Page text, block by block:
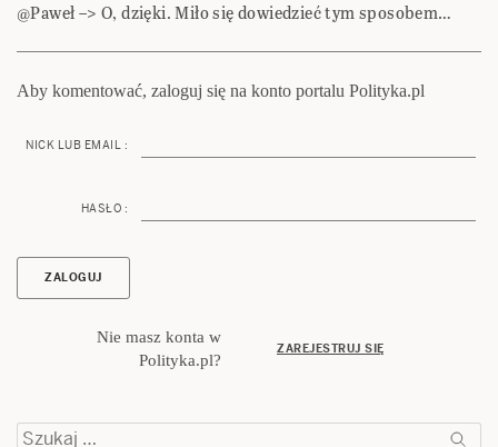
@Paweł –> O, dzięki. Miło się dowiedzieć tym sposobem…
Aby komentować, zaloguj się na konto portalu Polityka.pl
NICK LUB EMAIL :
HASŁO :
Nie masz konta w
Polityka.pl?
ZAREJESTRUJ SIĘ
Szukaj: